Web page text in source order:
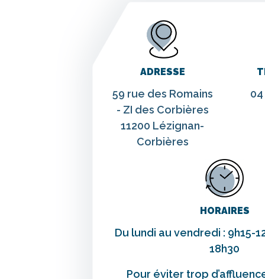
ADRESSE
59 rue des Romains
- ZI des Corbières
11200 Lézignan-
Corbières
04
HORAIRES
Du lundi au vendredi : 9h15-
18h30
Pour éviter trop